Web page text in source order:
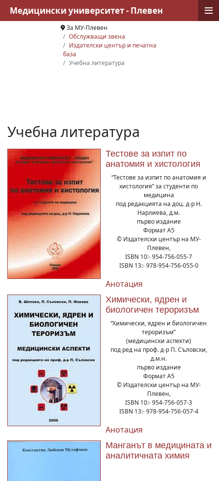
За МУ-Плевен
Обслужващи звена
Издателски център и печатна
база
Учебна литература
Учебна литература
Тестове за изпит по
анатомия и хистология
“Тестове за изпит по анатомия и
хистология” за студенти по
медицина
под редакцията на доц. д-р Н.
Нарлиева, д.м.
първо издание
Формат А5
© Издателски център на МУ-
Плевен,
ISBN 10:- 954-756-055-7
ISBN 13:- 978-954-756-055-0
Анотация
Химически, ядрен и
биологичен тероризъм
“Химически, ядрен и биологичен
тероризъм”
(медицински аспекти)
под ред на проф. д-р П. Съловски,
д.м.н.
първо издание
Формат А5
© Издателски център на МУ-
Плевен,
ISBN 10:- 954-756-057-3
ISBN 13:- 978-954-756-057-4
Анотация
Манганът в медицината и
аналитичната химия
Медицински университет - Плевен ≡